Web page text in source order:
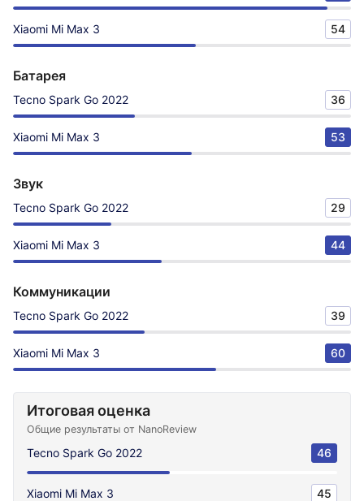
Xiaomi Mi Max 3 54
Батарея
Tecno Spark Go 2022 36
Xiaomi Mi Max 3 53
Звук
Tecno Spark Go 2022 29
Xiaomi Mi Max 3 44
Коммуникации
Tecno Spark Go 2022 39
Xiaomi Mi Max 3 60
Итоговая оценка
Общие результаты от NanoReview
Tecno Spark Go 2022 46
Xiaomi Mi Max 3 45